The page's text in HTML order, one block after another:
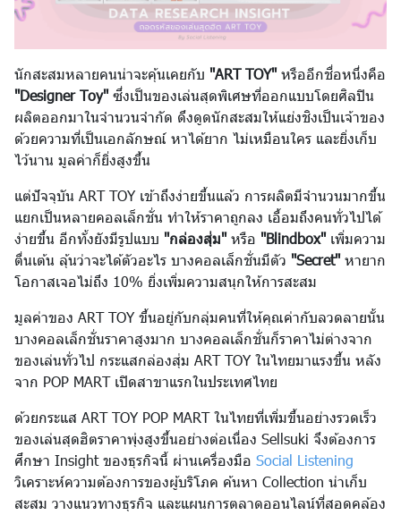
นักสะสมหลายคนน่าจะคุ้นเคยกับ "ART TOY"หรืออีกชื่อหนึ่งคือ
"Designer Toy"ซึ่งเป็นของเล่นสุดพิเศษที่ออกแบบโดยศิลปิน
ผลิตออกมาในจำนวนจำกัด ดึงดูดนักสะสมให้แย่งชิงเป็นเจ้าของ
ด้วยความที่เป็นเอกลักษณ์ หาได้ยาก ไม่เหมือนใคร และยิ่งเก็บ
ไว้นาน มูลค่าก็ยิ่งสูงขึ้น
แต่ปัจจุบัน ART TOY เข้าถึงง่ายขึ้นแล้ว การผลิตมีจำนวนมากขึ้น
แยกเป็นหลายคอลเล็กชั่น ทำให้ราคาถูกลง เอื้อมถึงคนทั่วไปได้
ง่ายขึ้น อีกทั้งยังมีรูปแบบ "กล่องสุ่ม"หรือ "Blindbox"เพิ่มความ
ตื่นเต้น ลุ้นว่าจะได้ตัวอะไร บางคอลเล็กชั่นมีตัว "Secret"หายาก
โอกาสเจอไม่ถึง 10% ยิ่งเพิ่มความสนุกให้การสะสม
มูลค่าของ ART TOY ขึ้นอยู่กับกลุ่มคนที่ให้คุณค่ากับลวดลายนั้น
บางคอลเล็กชั่นราคาสูงมาก บางคอลเล็กชั่นก็ราคาไม่ต่างจาก
ของเล่นทั่วไป กระแสกล่องสุ่ม ART TOY ในไทยมาแรงขึ้น หลัง
จาก POP MART เปิดสาขาแรกในประเทศไทย
ด้วยกระแส ART TOY POP MART ในไทยที่เพิ่มขึ้นอย่างรวดเร็ว
ของเล่นสุดฮิตราคาพุ่งสูงขึ้นอย่างต่อเนื่อง Sellsuki จึงต้องการ
ศึกษา Insight ของธุรกิจนี้ ผ่านเครื่องมือ Social Listening
วิเคราะห์ความต้องการของผู้บริโภค ค้นหา Collection น่าเก็บ
สะสม วางแนวทางธุรกิจ และแผนการตลาดออนไลน์ที่สอดคล้อง